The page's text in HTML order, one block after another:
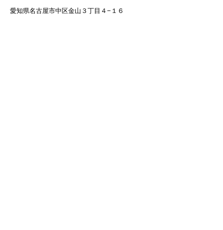
愛知県名古屋市中区金山３丁目４−１６